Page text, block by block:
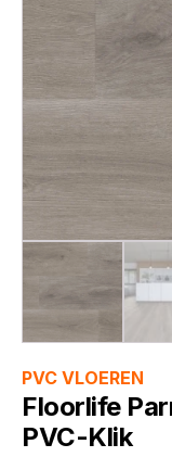
PVC VLOEREN
Floorlife
PVC-Klik